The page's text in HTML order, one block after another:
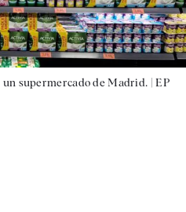
un supermercado de Madrid. |EP